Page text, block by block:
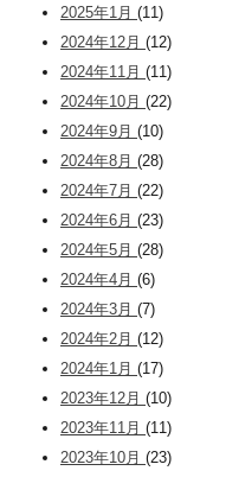
2025年1月 (11)
2024年12月 (12)
2024年11月 (11)
2024年10月 (22)
2024年9月 (10)
2024年8月 (28)
2024年7月 (22)
2024年6月 (23)
2024年5月 (28)
2024年4月 (6)
2024年3月 (7)
2024年2月 (12)
2024年1月 (17)
2023年12月 (10)
2023年11月 (11)
2023年10月 (23)